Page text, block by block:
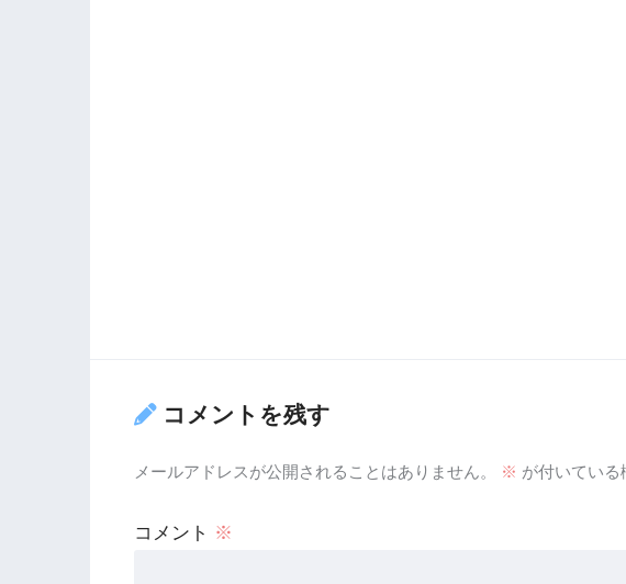
コメントを残す
メールアドレスが公開されることはありません。 ※ が付いている
コメント ※